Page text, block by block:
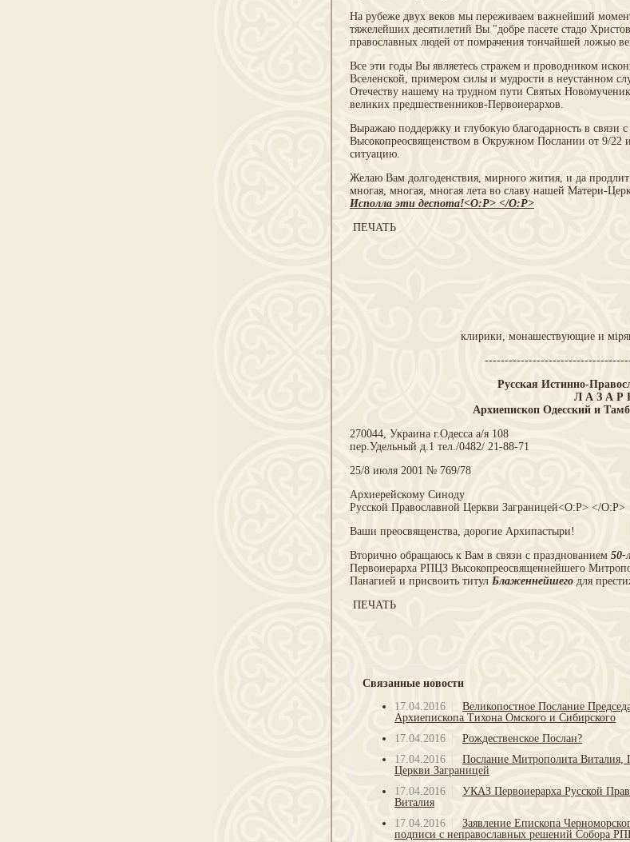
На рубеже двух веков мы переживаем важнейший
тяжелейших десятилетий Вы "добре пасете стадо
православных людей от помрачения тончайшей ложью
Все эти годы Вы являетесь стражем и проводником
Вселенской, примером силы и мудрости в неустанном
Отечеству нашему на трудном пути Святых
великих предшественников-Первоиерархов.
Выражаю поддержку и глубокую благодарность в
Высокопреосвященством в Окружном Послании от 9/22
ситуацию.
Желаю Вам долгоденствия, мирного жития, и да
многая, многая, многая лета во славу нашей Матери-
Исполла эти деспота!<O:P> </O:P>
ПЕЧАТЬ
клирики, монашествующие и
Русская Истинно-
Л А З А Р
Архиепископ Одесский и
270044, Украина г.Одесса а/я 108
пер.Удельный д.1 тел./0482/ 21-88-71
25/8 июля 2001 № 769/78
Архиерейскому Синоду
Русской Православной Церкви Заграницей<O:P> </O:P>
Ваши преосвященства, дорогие Архипастыри!
Вторично обращаюсь к Вам в связи с празднованием 50-
Первоиерарха РПЦЗ Высокопреосвященнейшего
Панагией и присвоить титул Блаженнейшего для
ПЕЧАТЬ
Связанные новости
17.04.2016
Великопостное Послание
Архиепископа Тихона Омского и Сибирского
17.04.2016
Рождественское Послан?
17.04.2016
Послание Митрополита Виталия,
Церкви Заграницей
17.04.2016
УКАЗ Первоиерарха Русской
Виталия
17.04.2016
Заявление Епископа
подписи с неправославных решений Собора